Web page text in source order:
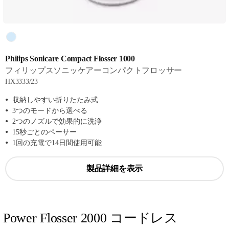
Philips Sonicare Compact Flosser 1000
フィリップスソニッケアーコンパクトフロッサー
HX3333/23
収納しやすい折りたたみ式
3つのモードから選べる
2つのノズルで効果的に洗浄
15秒ごとのペーサー
1回の充電で14日間使用可能
製品詳細を表示
Power Flosser 2000 コードレス